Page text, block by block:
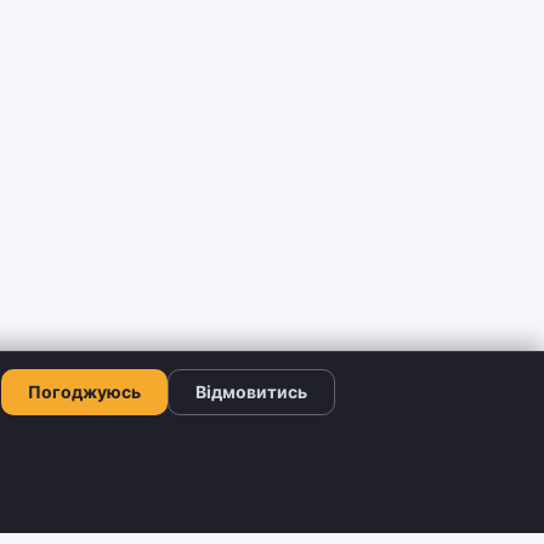
Погоджуюсь Відмовитись